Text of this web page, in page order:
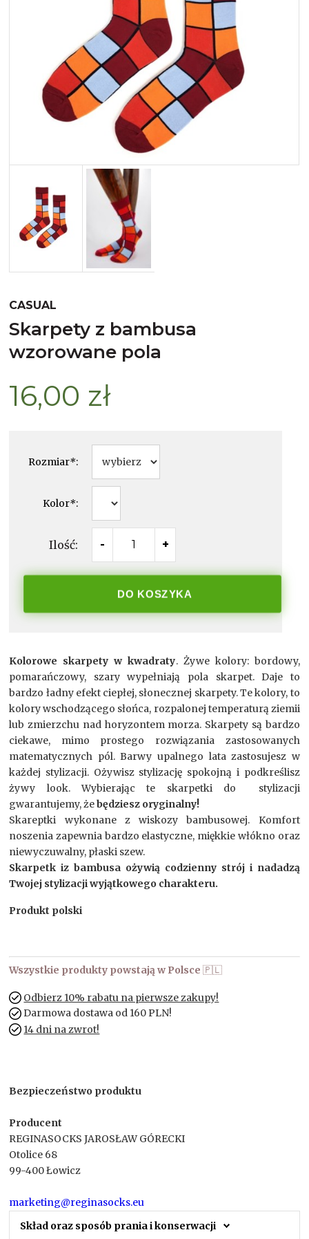
CASUAL
skarpety z bambusa
wzorowane pola
16,00 zł
Rozmiar*:
Kolor*:
Ilość: - +
DO KOSZYKA
Kolorowe skarpety w kwadraty. Żywe kolory: bordowy,
pomarańczowy, szary wypełniają pola skarpet. Daje to
bardzo ładny efekt ciepłej, słonecznej skarpety. Te kolory, to
kolory wschodzącego słońca, rozpalonej temperaturą ziemii
lub zmierzchu nad horyzontem morza. Skarpety są bardzo
ciekawe, mimo prostego rozwiązania zastosowanych
matematycznych pól. Barwy upalnego lata zastosujesz w
każdej stylizacji. Ożywisz stylizację spokojną i podkreślisz
żywy look. Wybierając te skarpetki do stylizacji
gwarantujemy, żebędziesz oryginalny!
Skareptki wykonane z wiskozy bambusowej. Komfort
noszenia zapewnia bardzo elastyczne, miękkie włókno oraz
niewyczuwalny, płaski szew.
Skarpetk iz bambusa ożywią codzienny strój i nadadzą
Twojej stylizacji wyjątkowego charakteru.
Produkt polski
Wszystkie produkty powstają w Polsce 🇵🇱
Odbierz 10% rabatu na pierwsze zakupy!
Darmowa dostawa od 160 PLN!
14 dni na zwrot!
Bezpieczeństwo produktu
Producent
REGINASOCKS JAROSŁAW GÓRECKI
Otolice 68
99-400 Łowicz
marketing@reginasocks.eu
Skład oraz sposób prania i konserwacji
Merynos bezuciskowe
Kaszmir
Kaszmir stopki
Bawełna egipska maco
Bawełna merceryzowana